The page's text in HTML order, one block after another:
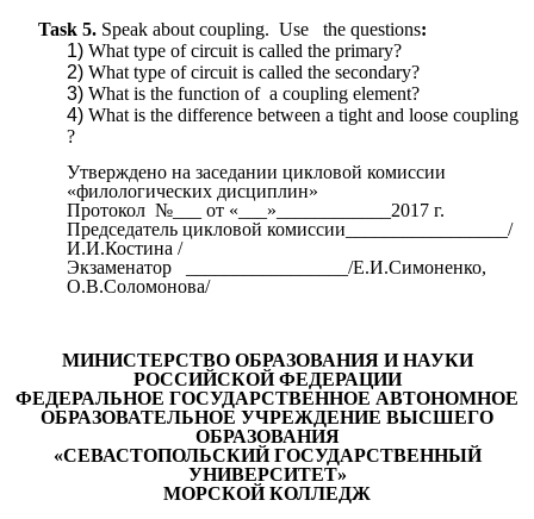
Task 5. Speak about coupling. Use the questions:
What type of circuit is called the primary?
What type of circuit is called the secondary?
What is the function of a coupling element?
What is the difference between a tight and loose coupling
?
Утверждено на заседании цикловой комиссии
«филологических дисциплин»
Протокол №___ от «___»____________2017 г.
Председатель цикловой комиссии_________________/
И.И.Костина /
Экзаменатор _________________/Е.И.Симоненко,
О.В.Соломонова/
МИНИСТЕРСТВО ОБРАЗОВАНИЯ И НАУКИ
РОССИЙСКОЙ ФЕДЕРАЦИИ
ФЕДЕРАЛЬНОЕ ГОСУДАРСТВЕННОЕ АВТОНОМНОЕ
ОБРАЗОВАТЕЛЬНОЕ УЧРЕЖДЕНИЕ ВЫСШЕГО
ОБРАЗОВАНИЯ
«СЕВАСТОПОЛЬСКИЙ ГОСУДАРСТВЕННЫЙ
УНИВЕРСИТЕТ»
МОРСКОЙ КОЛЛЕДЖ